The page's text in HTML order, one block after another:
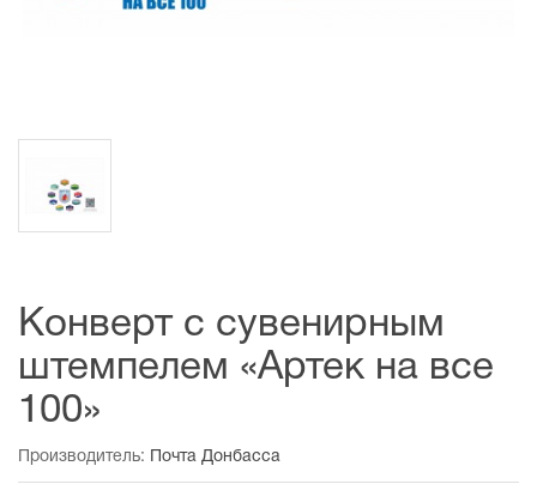
Конверт с сувенирным
штемпелем «Артек на все
100»
Производитель: Почта Донбасса